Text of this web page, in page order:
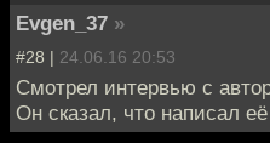
Evgen_37 »
#28 | 24.06.16 20:53
Смотрел интервью с
Он сказал, что написал её